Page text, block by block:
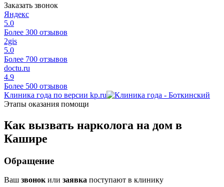
Заказать звонок
Яндекс
5.0
Более 300 отзывов
2gis
5.0
Более 700 отзывов
doctu.ru
4.9
Более 500 отзывов
Клиника года по версии kp.ru
Этапы оказания помощи
Как вызвать нарколога на дом в
Кашире
Обращение
Ваш звонокили заявка поступают в клинику